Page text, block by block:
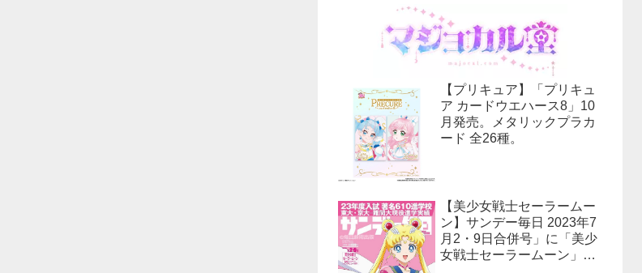
【プリキュア】「プリキュ
ア カードウエハース8」10
月発売。メタリックプラカ
ード 全26種。
【美少女戦士セーラームー
ン】サンデー毎日 2023年7
月2・9日合併号」に「美少
女戦士セーラームーン」30